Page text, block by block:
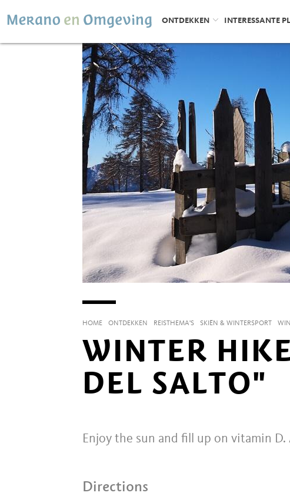
ONTDEKKEN INTERESSANTE
HOME ONTDEKKEN REISTHEMA'S SKIËN & WINTERSPORT
WINTER
DEL SALTO"
Enjoy the sun and fill up on vitamin
Directions